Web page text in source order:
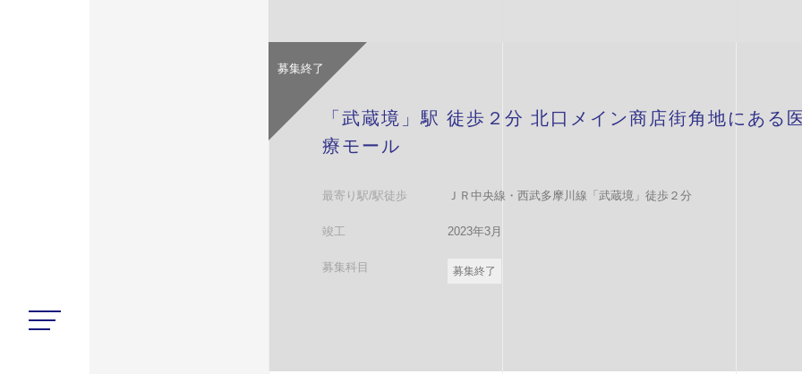
「武蔵境」駅 徒歩２分 北口メイン商店街角地にある
療モール
最寄り駅/駅徒歩 ＪＲ中央線・西武多摩川線「武蔵境」徒歩２分
竣工 2023年3月
募集科目 募集終了
募集終了